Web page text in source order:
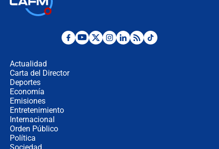
Desde dermatitis hasta infecciones:
Actualidad
Carta del Director
Deportes
Economía
Emisiones
Entretenimiento
Internacional
Orden Público
Política